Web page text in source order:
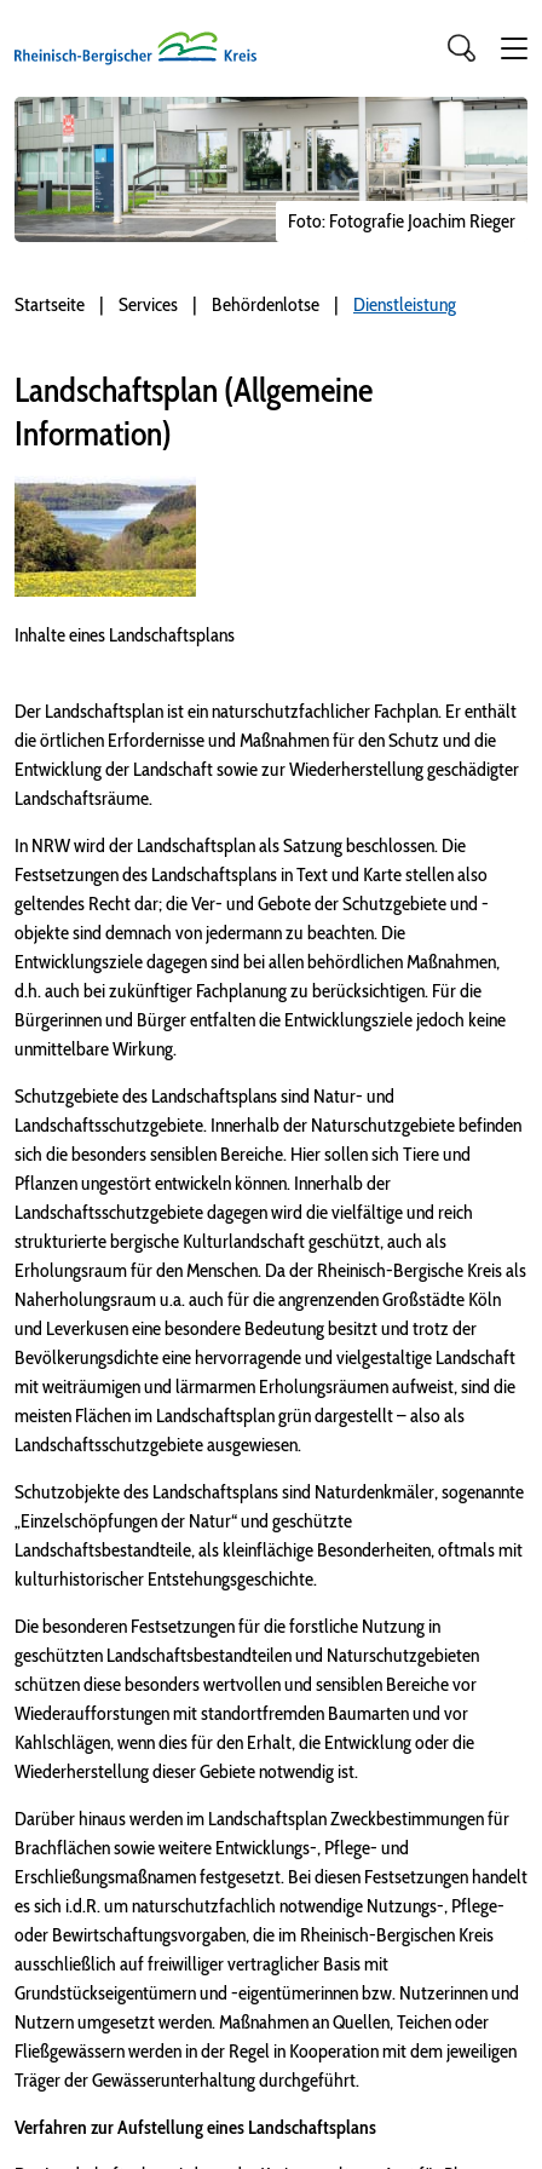
Foto: Fotografie Joachim Rieger
Startseite Services Behördenlotse Dienstleistung
Landschaftsplan (Allgemeine
Information)
Inhalte eines Landschaftsplans
Der Landschaftsplan ist ein naturschutzfachlicher Fachplan. Er enthält
die örtlichen Erfordernisse und Maßnahmen für den Schutz und die
Entwicklung der Landschaft sowie zur Wiederherstellung geschädigter
Landschaftsräume.
In NRW wird der Landschaftsplan als Satzung beschlossen. Die
Festsetzungen des Landschaftsplans in Text und Karte stellen also
geltendes Recht dar; die Ver- und Gebote der Schutzgebiete und -
objekte sind demnach von jedermann zu beachten. Die
Entwicklungsziele dagegen sind bei allen behördlichen Maßnahmen,
d.h. auch bei zukünftiger Fachplanung zu berücksichtigen. Für die
Bürgerinnen und Bürger entfalten die Entwicklungsziele jedoch keine
unmittelbare Wirkung.
Schutzgebiete des Landschaftsplans sind Natur- und
Landschaftsschutzgebiete. Innerhalb der Naturschutzgebiete befinden
sich die besonders sensiblen Bereiche. Hier sollen sich Tiere und
Pflanzen ungestört entwickeln können. Innerhalb der
Landschaftsschutzgebiete dagegen wird die vielfältige und reich
strukturierte bergische Kulturlandschaft geschützt, auch als
Erholungsraum für den Menschen. Da der Rheinisch-Bergische Kreis als
Naherholungsraum u.a. auch für die angrenzenden Großstädte Köln
und Leverkusen eine besondere Bedeutung besitzt und trotz der
Bevölkerungsdichte eine hervorragende und vielgestaltige Landschaft
mit weiträumigen und lärmarmen Erholungsräumen aufweist, sind die
meisten Flächen im Landschaftsplan grün dargestellt – also als
Landschaftsschutzgebiete ausgewiesen.
Schutzobjekte des Landschaftsplans sind Naturdenkmäler, sogenannte
„Einzelschöpfungen der Natur“ und geschützte
Landschaftsbestandteile, als kleinflächige Besonderheiten, oftmals mit
kulturhistorischer Entstehungsgeschichte.
Die besonderen Festsetzungen für die forstliche Nutzung in
geschützten Landschaftsbestandteilen und Naturschutzgebieten
schützen diese besonders wertvollen und sensiblen Bereiche vor
Wiederaufforstungen mit standortfremden Baumarten und vor
Kahlschlägen, wenn dies für den Erhalt, die Entwicklung oder die
Wiederherstellung dieser Gebiete notwendig ist.
Darüber hinaus werden im Landschaftsplan Zweckbestimmungen für
Brachflächen sowie weitere Entwicklungs-, Pflege- und
Erschließungsmaßnamen festgesetzt. Bei diesen Festsetzungen handelt
es sich i.d.R. um naturschutzfachlich notwendige Nutzungs-, Pflege-
oder Bewirtschaftungsvorgaben, die im Rheinisch-Bergischen Kreis
ausschließlich auf freiwilliger vertraglicher Basis mit
Grundstückseigentümern und -eigentümerinnen bzw. Nutzerinnen und
Nutzern umgesetzt werden. Maßnahmen an Quellen, Teichen oder
Fließgewässern werden in der Regel in Kooperation mit dem jeweiligen
Träger der Gewässerunterhaltung durchgeführt.
Verfahren zur Aufstellung eines Landschaftsplans